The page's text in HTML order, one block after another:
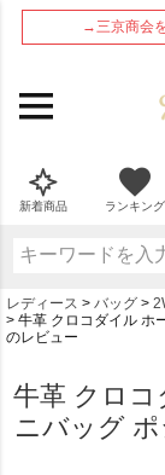
→三京商会
新着商品 ランキング
レディース バッグ
牛革 クロコダイル ホ
のレビュー
牛革 クロコ
ニバッグ